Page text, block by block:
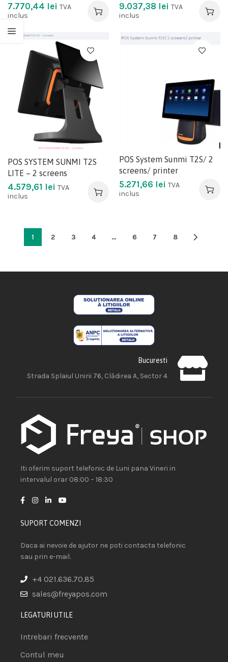
7.770,44 lei TVA
inclus
9.037,38 lei TVA
inclus
POS SYSTEM SUNMI T2S
LITE – 2 screens
4.579,61 lei TVA
inclus
POS System Sunmi T2S/ 2
screens/ printer
5.271,66 lei TVA
inclus
1 2 3 4 … 6 7 8
Bucuresti
Strada Splaiul Unirii 76, Clădirea A, Sector 4
Iti oferim suport telefonic de Luni pana Vineri in
intervalul orar 08:00 – 18:30
SUPORT COMENZI
Daca ai nevoie de ajutor ne poti contacta telefonic
sau prin e-mail.
+4 021.636.70.85
sales@freyapos.com
LEGATURI UTILE
Intrebari frecvente
Contul meu